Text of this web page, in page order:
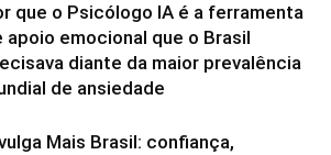
que o Psicólogo IA é a ferramenta
apoio emocional que o Brasil
diante da maior prevalência
de ansiedade
Mais Brasil: confiança,